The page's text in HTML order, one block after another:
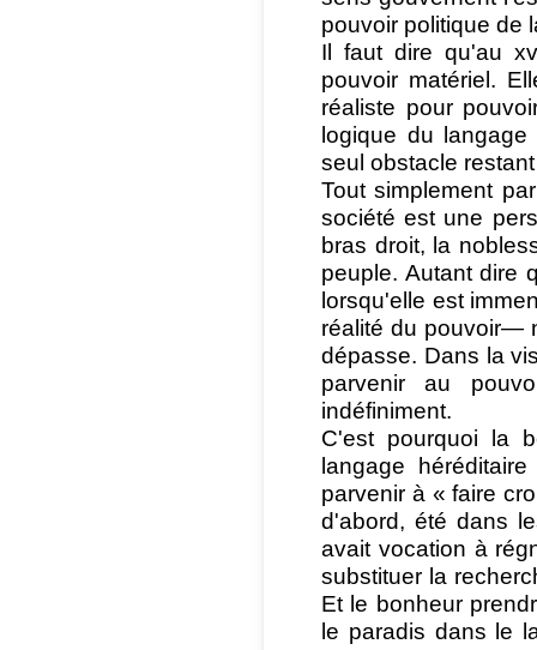
pouvoir politique de
Il faut dire qu'au
pouvoir matériel.
réaliste pour
logique du
seul obstacle
Tout simplement
société est une
bras droit, la
peuple. Autant dire
lorsqu'elle est
réalité du pouvoir—
dépasse. Dans la
parvenir au
indéfiniment.
C'est pourquoi la
langage
parvenir à « faire
d'abord, été dans
avait vocation à
substituer la
Et le bonheur
le paradis dans le